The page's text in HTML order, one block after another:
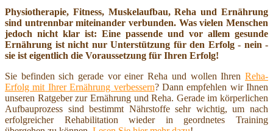
Physiotherapie, Fitness, Muskelaufbau, Reha und Ernährung
sind untrennbar miteinander verbunden. Was vielen Menschen
jedoch nicht klar ist: Eine passende und vor allem gesunde
Ernährung ist nicht nur Unterstützung für den Erfolg - nein -
sie ist eigentlich die Voraussetzung für Ihren Erfolg!
Sie befinden sich gerade vor einer Reha und wollen Ihren Reha-
Erfolg mit Ihrer Ernährung verbessern? Dann empfehlen wir Ihnen
unseren Ratgeber zur Ernährung und Reha. Gerade im körperlichen
Aufbauprozess sind bestimmt Nährstoffe sehr wichtig, um nach
erfolgreicher Rehabilitation wieder in geordnetes Training